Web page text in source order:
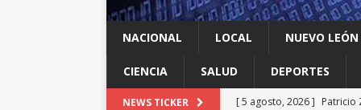
NACIONAL LOCAL NUEVO LEÓN
CIENCIA SALUD DEPORTES
NEWS TICKER [ 5 agosto, 2026 ] Patricio